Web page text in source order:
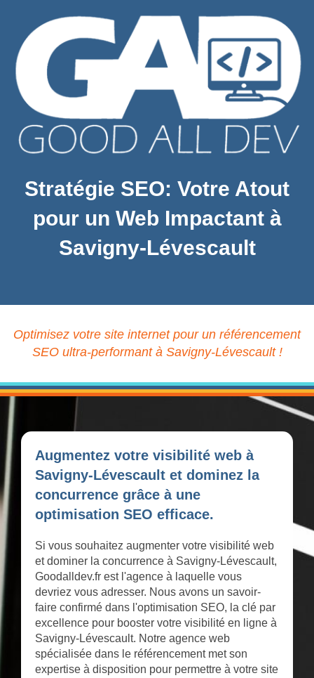
Stratégie SEO: Votre Atout
pour un Web Impactant à
Savigny-Lévescault
Optimisez votre site internet pour un référencement
SEO ultra-performant à Savigny-Lévescault !
Augmentez votre visibilité web à
Savigny-Lévescault et dominez la
concurrence grâce à une
optimisation SEO efficace.
Si vous souhaitez augmenter votre visibilité web
et dominer la concurrence à Savigny-Lévescault,
Goodalldev.fr est l'agence à laquelle vous
devriez vous adresser. Nous avons un savoir-
faire confirmé dans l'optimisation SEO, la clé par
excellence pour booster votre visibilité en ligne à
Savigny-Lévescault. Notre agence web
spécialisée dans le référencement met son
expertise à disposition pour permettre à votre site